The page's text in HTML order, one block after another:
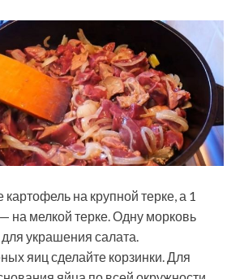
картофель на крупной терке, а 1
на мелкой терке. Одну морковь
для украшения салата.
яиц сделайте корзинки. Для